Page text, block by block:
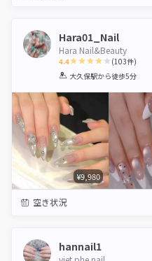
Hara01_Nail
Hara Nail&Beauty
4.4
1 2 3 4 5
(103件)
大久保駅から徒歩5分
¥9,980
空き状況
hannail1